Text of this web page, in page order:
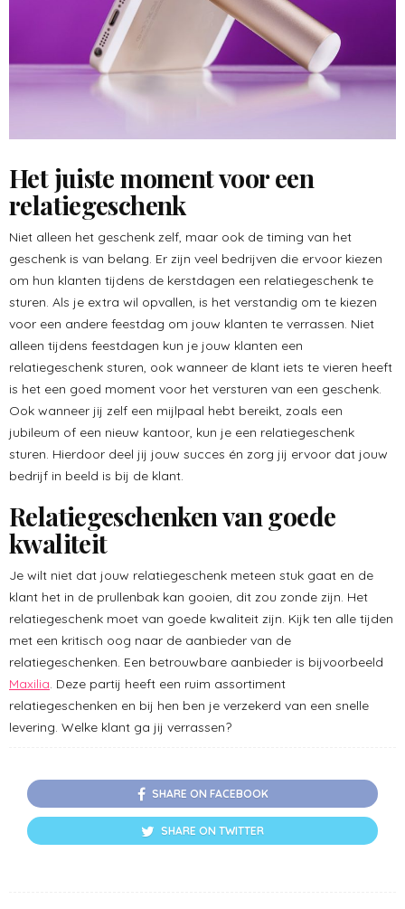
Het juiste moment voor een
relatiegeschenk
Niet alleen het geschenk zelf, maar ook de timing van het
geschenk is van belang. Er zijn veel bedrijven die ervoor kiezen
om hun klanten tijdens de kerstdagen een relatiegeschenk te
sturen. Als je extra wil opvallen, is het verstandig om te kiezen
voor een andere feestdag om jouw klanten te verrassen. Niet
alleen tijdens feestdagen kun je jouw klanten een
relatiegeschenk sturen, ook wanneer de klant iets te vieren heeft
is het een goed moment voor het versturen van een geschenk.
Ook wanneer jij zelf een mijlpaal hebt bereikt, zoals een
jubileum of een nieuw kantoor, kun je een relatiegeschenk
sturen. Hierdoor deel jij jouw succes én zorg jij ervoor dat jouw
bedrijf in beeld is bij de klant.
Relatiegeschenken van goede
kwaliteit
Je wilt niet dat jouw relatiegeschenk meteen stuk gaat en de
klant het in de prullenbak kan gooien, dit zou zonde zijn. Het
relatiegeschenk moet van goede kwaliteit zijn. Kijk ten alle tijden
met een kritisch oog naar de aanbieder van de
relatiegeschenken. Een betrouwbare aanbieder is bijvoorbeeld
Maxilia. Deze partij heeft een ruim assortiment
relatiegeschenken en bij hen ben je verzekerd van een snelle
levering. Welke klant ga jij verrassen?
SHARE ON FACEBOOK
SHARE ON TWITTER